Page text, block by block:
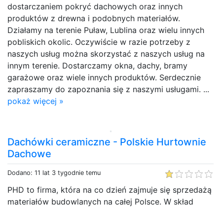
dostarczaniem pokryć dachowych oraz innych
produktów z drewna i podobnych materiałów.
Działamy na terenie Puław, Lublina oraz wielu innych
pobliskich okolic. Oczywiście w razie potrzeby z
naszych usług można skorzystać z naszych usług na
innym terenie. Dostarczamy okna, dachy, bramy
garażowe oraz wiele innych produktów. Serdecznie
zapraszamy do zapoznania się z naszymi usługami. ...
pokaż więcej »
Dachówki ceramiczne - Polskie Hurtownie
Dachowe
Dodano: 11 lat 3 tygodnie temu
PHD to firma, która na co dzień zajmuje się sprzedażą
materiałów budowlanych na całej Polsce. W skład